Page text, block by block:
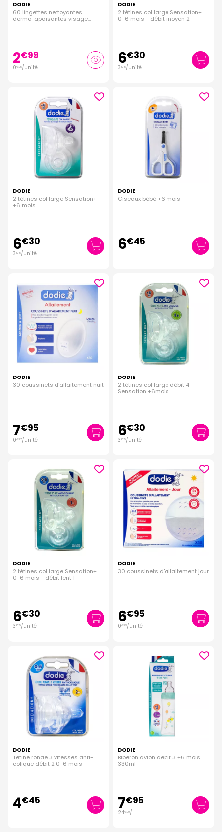
DODIE
60 lingettes nettoyantes
dermo-apaisantes visage
2€99
0€05/unité
DODIE
2 tétines col large Sensation+
0-6 mois - débit moyen 2
6€30
3€ 15/unité
DODIE
2 tétines col large Sensation+
+6 mois
6€30
3€ 15/unité
DODIE
Ciseaux bébé +6 mois
6€45
DODIE
30 coussinets d'allaitement nuit
7€95
0€27/unité
DODIE
2 tétines col large débit 4
Sensation +6mois
6€30
3€ 15/unité
DODIE
2 tétines col large Sensation+
0-6 mois - débit lent 1
6€30
3€ 15/unité
DODIE
30 coussinets d'allaitement jour
6€95
0€23/unité
DODIE
Tétine ronde 3 vitesses anti-
colique débit 2 0-6 mois
4€45
DODIE
Biberon avion débit 3 +6 mois
330ml
7€95
24€09/l.